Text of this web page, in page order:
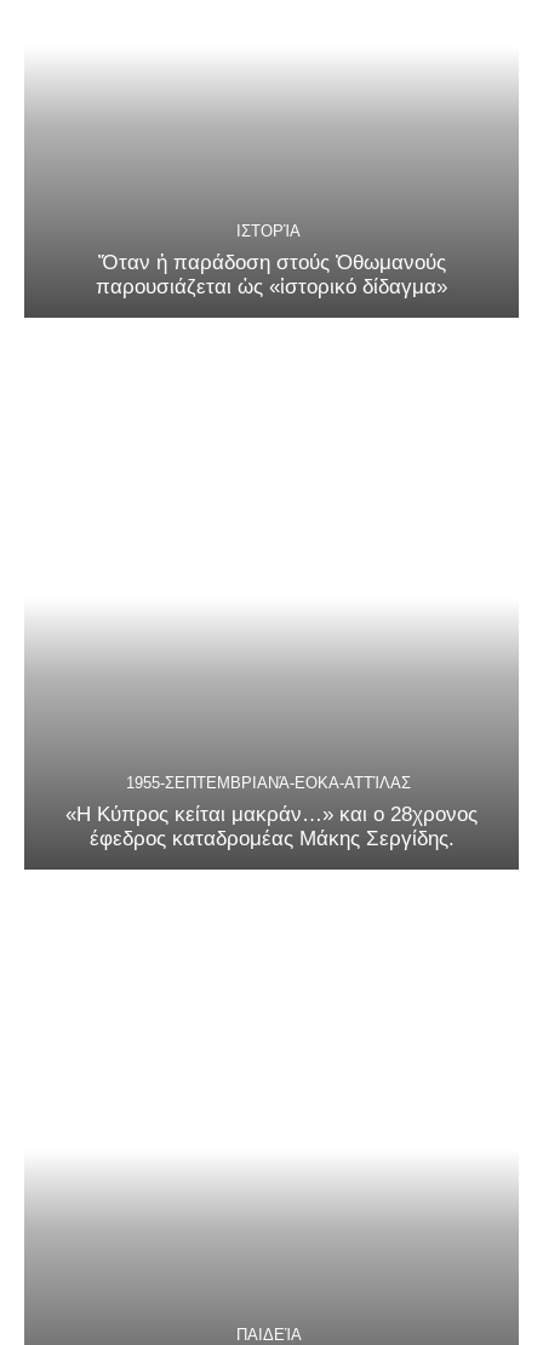
ΙΣΤΟΡΊΑ
Ὅταν ἡ παράδοση στούς Ὀθωμανούς
παρουσιάζεται ὡς «ἱστορικό δίδαγμα»
1955-ΣΕΠΤΕΜΒΡΙΑΝΆ-ΕΟΚΑ-ΑΤΤΊΛΑΣ
«Η Κύπρος κείται μακράν…» και ο 28χρονος
έφεδρος καταδρομέας Μάκης Σεργίδης.
ΠΑΙΔΕΊΑ